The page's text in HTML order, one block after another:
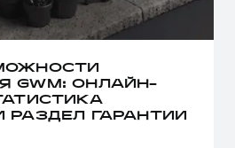
GWM: ОНЛАЙН-
РАЗДЕЛ ГАРАНТИИ